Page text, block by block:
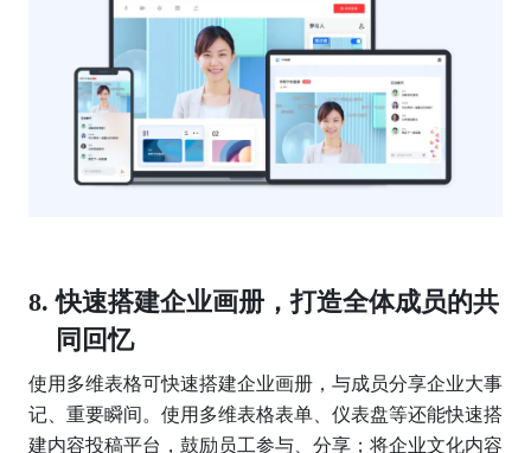
快速搭建企业画册，打造全体成员的共
同回忆
使用多维表格可快速搭建企业画册，与成员分享企业大事
记、重要瞬间。使用多维表格表单、仪表盘等还能快速搭
建内容投稿平台，鼓励员工参与、分享；将企业文化内容